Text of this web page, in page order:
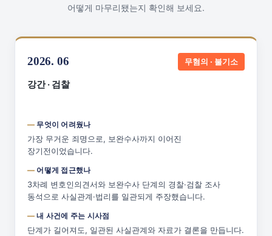
어떻게 마무리됐는지 확인해 보세요.
2026. 06 무혐의 · 불기소
강간 · 검찰
무엇이 어려웠나
가장 무거운 죄명으로, 보완수사까지 이어진
장기전이었습니다.
어떻게 접근했나
3차례 변호인의견서와 보완수사 단계의 경찰·검찰 조사
동석으로 사실관계·법리를 일관되게 주장했습니다.
내 사건에 주는 시사점
단계가 길어져도, 일관된 사실관계와 자료가 결론을 만듭니다.